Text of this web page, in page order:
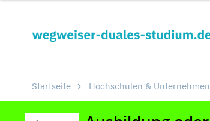
Startseite Hochschulen & Unternehmen